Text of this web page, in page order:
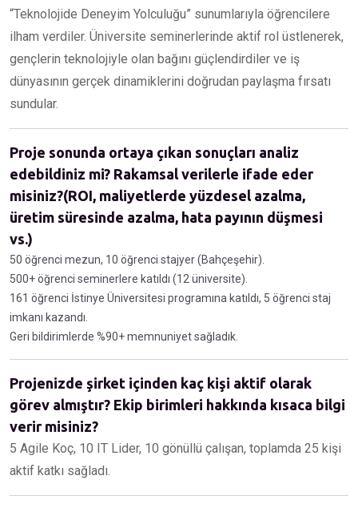
“Teknolojide Deneyim Yolculuğu” sunumlarıyla öğrencilere
ilham verdiler. Üniversite seminerlerinde aktif rol üstlenerek,
gençlerin teknolojiyle olan bağını güçlendirdiler ve iş
dünyasının gerçek dinamiklerini doğrudan paylaşma fırsatı
sundular.
Proje sonunda ortaya çıkan sonuçları analiz
edebildiniz mi? Rakamsal verilerle ifade eder
misiniz?(ROI, maliyetlerde yüzdesel azalma,
üretim süresinde azalma, hata payının düşmesi
vs.)
50 öğrenci mezun, 10 öğrenci stajyer (Bahçeşehir).
500+ öğrenci seminerlere katıldı (12 üniversite).
161 öğrenci İstinye Üniversitesi programına katıldı, 5 öğrenci staj
imkanı kazandı.
Geri bildirimlerde %90+ memnuniyet sağladık.
Projenizde şirket içinden kaç kişi aktif olarak
görev almıştır? Ekip birimleri hakkında kısaca bilgi
verir misiniz?
5 Agile Koç, 10 IT Lider, 10 gönüllü çalışan, toplamda 25 kişi
aktif katkı sağladı.